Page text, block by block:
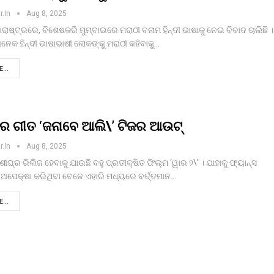
Aug 8, 2025
ବିଶେଷକରି ମୁମ୍ବାଇରେ ମରାଠୀ ବନାମ ହିନ୍ଦୀ ଭାଷାକୁ ନେଇ ବିବାଦ ଚାଲିଛି ।
ହିନ୍ଦୀ ଭାଷାଭାଷୀ ଲୋକଙ୍କୁ ମରାଠୀ କହିବାକୁ…
ଗୀତ ‘ଜନାବେ ଆଲି\’ ଟିଜର ଆଉଟ୍‌
Aug 8, 2025
ରିଲିଜ ହେବାକୁ ଯାଉଛି ବହୁ ପ୍ରତୀକ୍ଷିତ ଫିଲ୍ମ ‘ୱାର ୨\' । ଯାହାକୁ ଫ୍ୟାନ୍ସ
କରିଥିବା ବେଳେ ଏହାରି ମଧ୍ୟରେ ବର୍ତ୍ତମାନ…